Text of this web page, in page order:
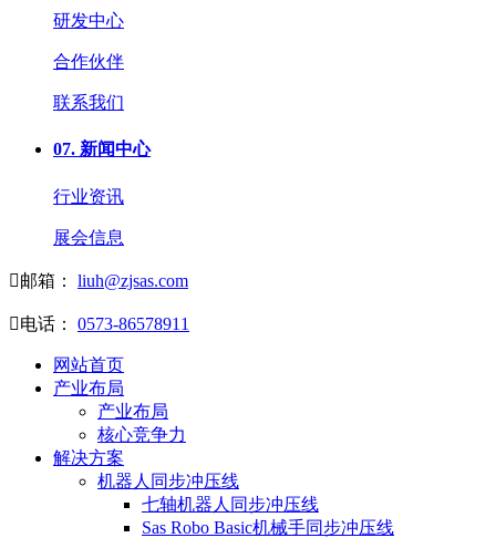
研发中心
合作伙伴
联系我们
07. 新闻中心
行业资讯
展会信息
邮箱： liuh@zjsas.com
电话： 0573-86578911
网站首页
产业布局
产业布局
核心竞争力
解决方案
机器人同步冲压线
七轴机器人同步冲压线
Sas Robo Basic机械手同步冲压线